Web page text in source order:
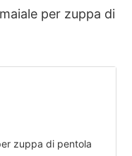
per zuppa di